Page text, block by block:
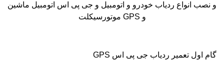
و نصب انواع ردیاب خودرو و اتومبیل و جی پی اس اتومبیل ماشین
و GPS موتورسیکلت
گام اول تعمیر ردیاب جی پی اس GPS